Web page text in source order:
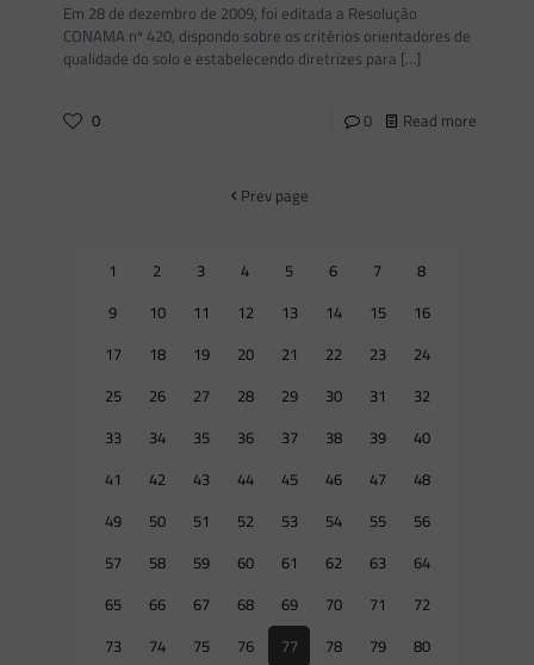
Em 28 de dezembro de 2009, foi editada a Resolução
CONAMA nº 420, dispondo sobre os critérios orientadores de
qualidade do solo e estabelecendo diretrizes para […]
0 0 Read more
Prev page
1 2 3 4 5 6 7
8
9
10 11 12 13 14 15
16
17
18 19 20 21 22 23
24
25
26 27 28 29 30 31
32
33
34 35 36 37 38 39
40
41
42 43 44 45 46 47
48
49
50 51 52 53 54 55
56
57
58 59 60 61 62 63
64
65
66 67 68 69 70 71
72
73
74 75 76 77 78 79
80